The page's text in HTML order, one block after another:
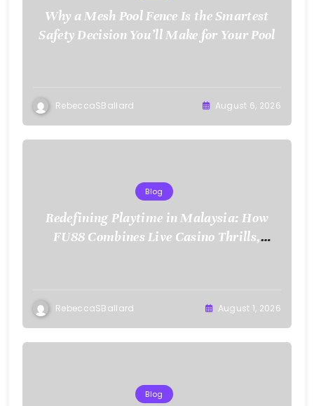
Why a Mesh Pool Fence Is the Smartest
Safety Decision You’ll Make for Your Pool
RebeccaSBallard August 6, 2026
Blog
Redefining Playtime in Malaysia: How
FU88 Combines Live Casino Thrills,
RebeccaSBallard August 1, 2026
Blog